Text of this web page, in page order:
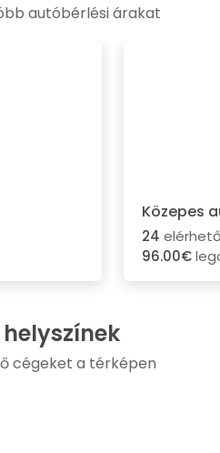
autóbérlési árakat
Közepes
24
96.00€
cégeket a térképen